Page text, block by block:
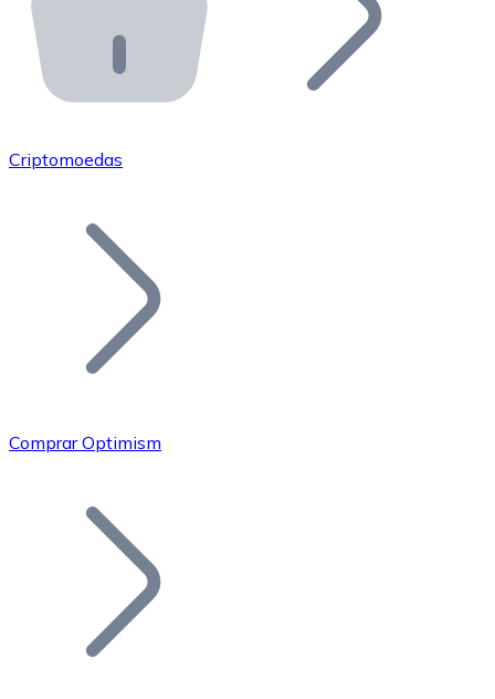
API Bitnovo
Integre nossa API no seu ecossistema.
Junte-se à nossa rede de revendedores e comercialize
Adicione o token do seu projeto ao nosso serviço de
Bitcoin
Criptomoedas
Comprar Optimism